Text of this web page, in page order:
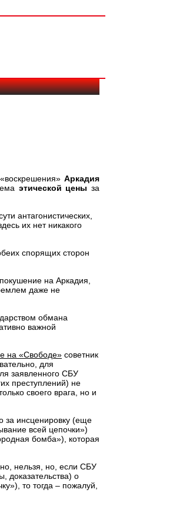
Аркадия
этической цены за
антагонистических,
их нет никакого
спорящих сторон
на Аркадия,
даже не
обмана
важной
на «Свободе» советник
для
заявленного СБУ
преступлений) не
своего врага, но и
за инсценировку (еще
всей цепочки»)
бомба»), которая
нельзя, но, если СБУ
доказательства) о
то тогда – пожалуй,